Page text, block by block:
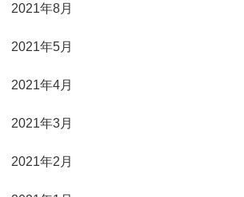
2021年8月
2021年5月
2021年4月
2021年3月
2021年2月